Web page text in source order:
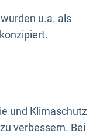
u.a. als
und Klimaschutz
verbessern. Bei